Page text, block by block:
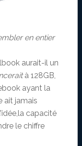
en entier
aurait-il un
à 128GB,
ayant la
ait jamais
capacité
le chiffre